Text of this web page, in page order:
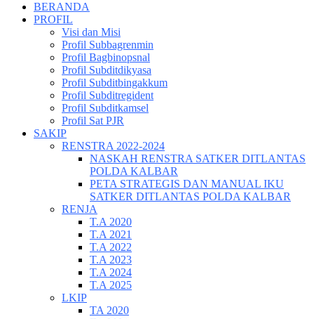
BERANDA
PROFIL
Visi dan Misi
Profil Subbagrenmin
Profil Bagbinopsnal
Profil Subditdikyasa
Profil Subditbingakkum
Profil Subditregident
Profil Subditkamsel
Profil Sat PJR
SAKIP
RENSTRA 2022-2024
NASKAH RENSTRA SATKER DITLANTAS
POLDA KALBAR
PETA STRATEGIS DAN MANUAL IKU
SATKER DITLANTAS POLDA KALBAR
RENJA
T.A 2020
T.A 2021
T.A 2022
T.A 2023
T.A 2024
T.A 2025
LKIP
TA 2020